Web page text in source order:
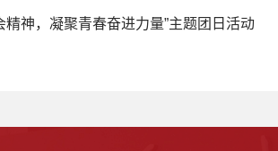
神，凝聚青春奋进力量”主题团日活动